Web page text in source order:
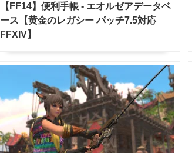
【FF14】便利手帳 - エオルゼアデータベ
ース【黄金のレガシー パッチ7.5対応
FFXIV】